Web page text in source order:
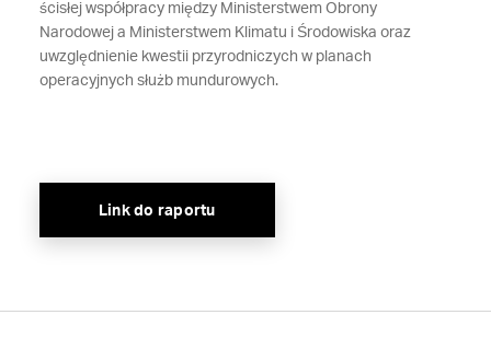
ścisłej współpracy między Ministerstwem Obrony
Narodowej a Ministerstwem Klimatu i Środowiska oraz
uwzględnienie kwestii przyrodniczych w planach
operacyjnych służb mundurowych.
Link do raportu